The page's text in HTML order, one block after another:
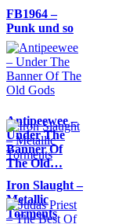
FB1964 –
Punk und so
Antipeewee –
Under The
Banner Of
The Old…
Iron Slaught –
Metallic
Torments